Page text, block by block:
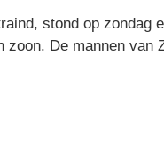
stond op zondag
De mannen van